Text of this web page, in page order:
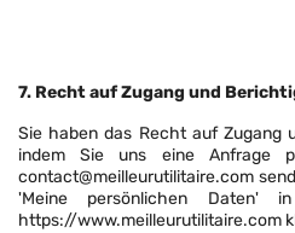
7. Recht auf Zugang und
Sie haben das Recht auf Zugang
indem Sie uns eine Anfrage
contact@meilleurutilitaire.com
'Meine persönlichen Daten'
https://www.meilleurutilitaire.com